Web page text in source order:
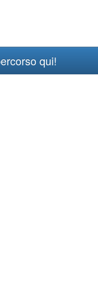
qui!